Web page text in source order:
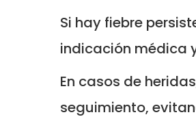
Si hay fiebre
indicación médica
En casos de
seguimiento,